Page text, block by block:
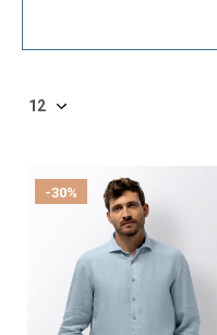
-30%